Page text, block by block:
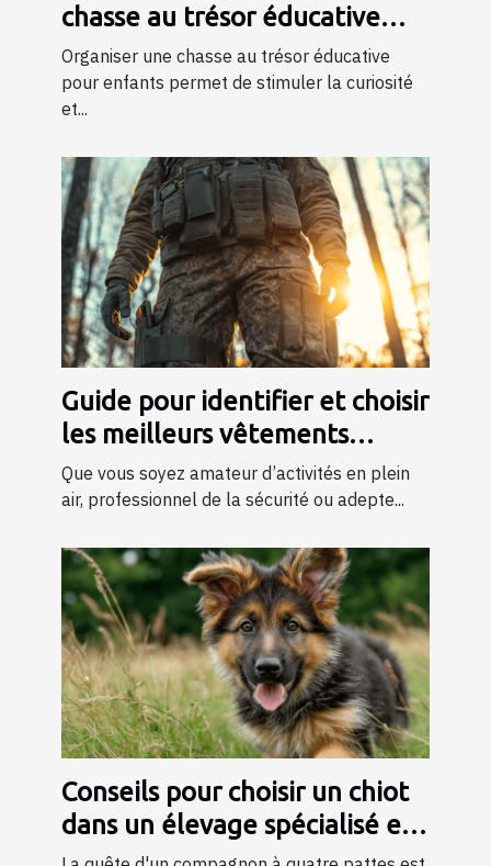
chasse au trésor éducative
pour enfants
Organiser une chasse au trésor éducative
pour enfants permet de stimuler la curiosité
et...
Guide pour identifier et choisir
les meilleurs vêtements
tactiques
Que vous soyez amateur d’activités en plein
air, professionnel de la sécurité ou adepte...
Conseils pour choisir un chiot
dans un élevage spécialisé en
bergers